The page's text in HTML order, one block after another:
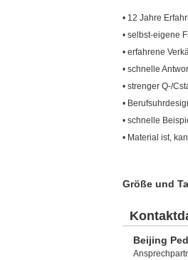
• 12 Jahre
• selbst-eigene
• erfahrene
• schnelle
• strenger Q-/
•
• schnelle
• Material ist,
Größe und
Beijing